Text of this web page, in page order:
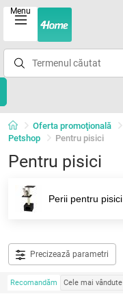
Menu
Oferta promoţională
Petshop
Pentru pisici
Pentru pisici
Perii pentru pisici
Precizează parametri
Recomandăm Cele mai vândute